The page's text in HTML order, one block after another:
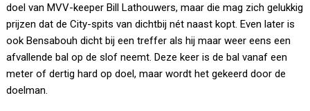
doel van MVV-keeper Bill Lathouwers, maar die mag zich gelukkig
prijzen dat de City-spits van dichtbij nét naast kopt. Even later is
ook Bensabouh dicht bij een treffer als hij maar weer eens een
afvallende bal op de slof neemt. Deze keer is de bal vanaf een
meter of dertig hard op doel, maar wordt het gekeerd door de
doelman.